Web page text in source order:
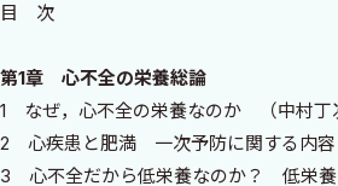
して準備してきました．
循環器医師のみならず，心不全に関わる
フ，心臓リハビリテーション指導士，心
目を通していただきたく，栄養の基礎か
目 次
第1章 心不全の栄養総論
1 なぜ，心不全の栄養なのか （中村丁
2 心疾患と肥満 一次予防に関する内容
3 心不全だから低栄養なのか？ 低栄